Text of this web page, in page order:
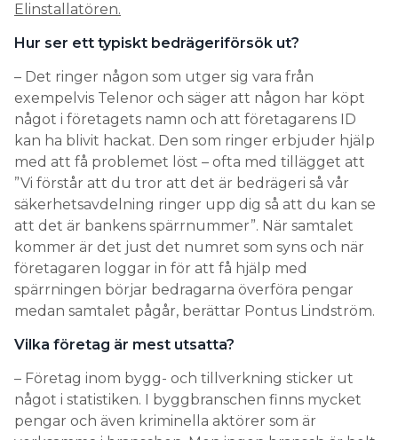
Elinstallatören.
Hur ser ett typiskt bedrägeriförsök ut?
– Det ringer någon som utger sig vara från
exempelvis Telenor och säger att någon har köpt
något i företagets namn och att företagarens ID
kan ha blivit hackat. Den som ringer erbjuder hjälp
med att få problemet löst – ofta med tillägget att
”Vi förstår att du tror att det är bedrägeri så vår
säkerhetsavdelning ringer upp dig så att du kan se
att det är bankens spärrnummer”. När samtalet
kommer är det just det numret som syns och när
företagaren loggar in för att få hjälp med
spärrningen börjar bedragarna överföra pengar
medan samtalet pågår, berättar Pontus Lindström.
Vilka företag är mest utsatta?
– Företag inom bygg- och tillverkning sticker ut
något i statistiken. I byggbranschen finns mycket
pengar och även kriminella aktörer som är